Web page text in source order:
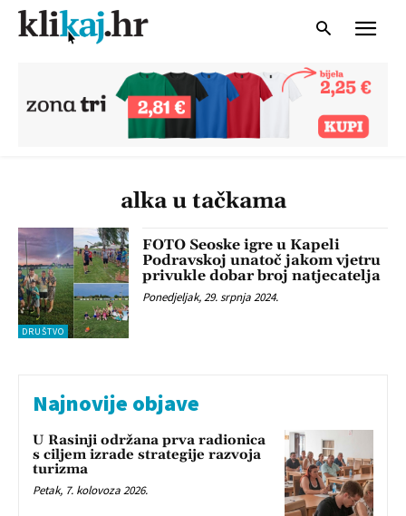
alka u tačkama
DRUŠTVO
FOTO Seoske igre u Kapeli
Podravskoj unatoč jakom vjetru
privukle dobar broj natjecatelja
Ponedjeljak, 29. srpnja 2024.
Najnovije objave
U Rasinji održana prva radionica
s ciljem izrade strategije razvoja
turizma
Petak, 7. kolovoza 2026.